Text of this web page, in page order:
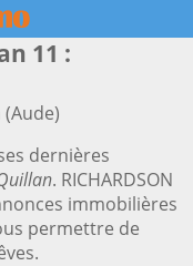
11 :
dernières
. RICHARDSON
immobilières
permettre de